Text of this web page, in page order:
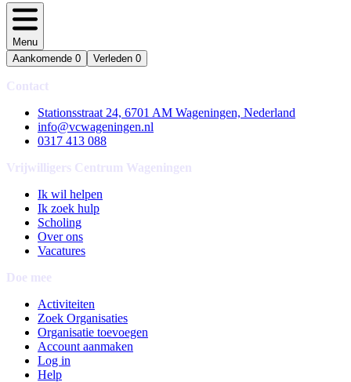
Menu
Aankomende 0 Verleden 0
Contact
Stationsstraat 24, 6701 AM Wageningen, Nederland
info@vcwageningen.nl
0317 413 088
Vrijwilligers Centrum Wageningen
Ik wil helpen
Ik zoek hulp
Scholing
Over ons
Vacatures
Doe mee
Activiteiten
Zoek Organisaties
Organisatie toevoegen
Account aanmaken
Log in
Help